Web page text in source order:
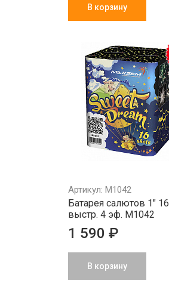
В корзину
Артикул: M1042
Батарея салютов 1" 16
выстр. 4 эф. M1042
1 590 ₽
В корзину